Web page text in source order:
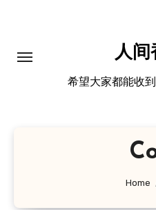
人间
希望大家都能收
Home